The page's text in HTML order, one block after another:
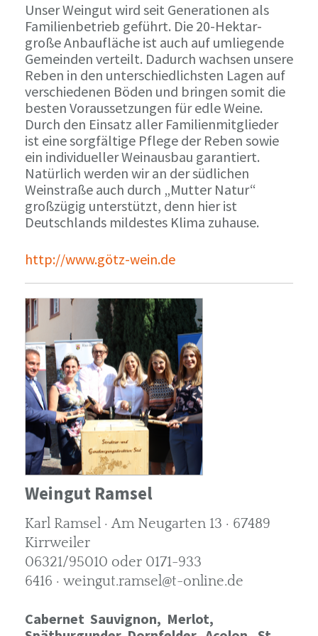
Unser Weingut wird seit Generationen als
Familienbetrieb geführt. Die 20-Hektar-
große Anbaufläche ist auch auf umliegende
Gemeinden verteilt. Dadurch wachsen unsere
Reben in den unterschiedlichsten Lagen auf
verschiedenen Böden und bringen somit die
besten Voraussetzungen für edle Weine.
Durch den Einsatz aller Familienmitglieder
ist eine sorgfältige Pflege der Reben sowie
ein individueller Weinausbau garantiert.
Natürlich werden wir an der südlichen
Weinstraße auch durch „Mutter Natur“
großzügig unterstützt, denn hier ist
Deutschlands mildestes Klima zuhause.
http://www.götz-wein.de
Weingut Ramsel
Karl Ramsel · Am Neugarten 13 · 67489
Kirrweiler
06321/95010 oder 0171-933
6416 · weingut.ramsel@t-online.de
Cabernet Sauvignon, Merlot,